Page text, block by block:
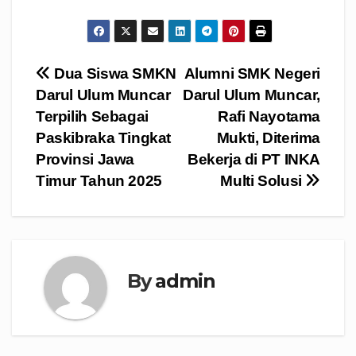
Navigasi
pos
Alumni SMK Negeri
Darul Ulum Muncar,
Rafi Nayotama
Mukti, Diterima
Bekerja di PT INKA
Multi Solusi
Dua Siswa SMKN
Darul Ulum Muncar
Terpilih Sebagai
Paskibraka Tingkat
Provinsi Jawa
Timur Tahun 2025
Byadmin